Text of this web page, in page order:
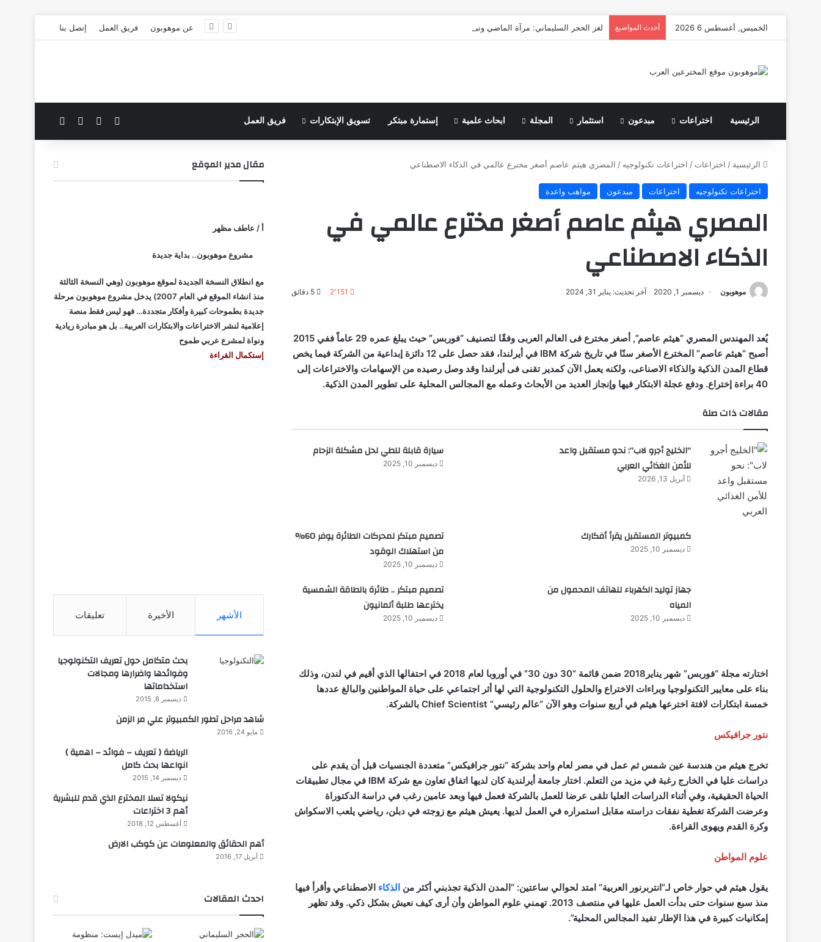
الخميس, أغسطس 6 2026 أحدث المواضيع لغز الحجر السليماني: مرآة الماضي ونبوءة الزوال عن موهوبون فريق العمل إتصل بنا
الرئيسية اختراعات مبدعون استثمار المجلة ابحاث علمية إستمارة مبتكر تسويق الإبتكارات فريق العمل فيسبوك الوضع المظلم
الرئيسية / اختراعات / اختراعات تكنولوجيه / المصري هيثم عاصم أصغر مخترع عالمي في الذكاء الاصطناعي
اختراعات تكنولوجيه اختراعات مبدعون مواهب واعدة
المصري هيثم عاصم أصغر مخترع عالمي في
الذكاء الاصطناعي
موهوبون ديسمبر 1, 2020 آخر تحديث: يناير 31, 2024 2٬151
يُعد المهندس المصري “هيثم عاصم”, أصغر مخترع فى العالم العربى وفقًا لتصنيف “فوربس” حيث يبلغ عمره 29 عاماً ففي 2015
أصبح “هيثم عاصم” المخترع الأصغر سنًا في تاريخ شركة IBM
في أيرلندا، فقد حصل على 12 دائزة إبداعية من الشركة فيما يخص
قطاع المدن الذكية والذكاء الاصناعى، ولكنه يعمل الآن كمدير تقنى فى أيرلندا وقد وصل رصيده من الإسهامات والاختراعات إلى
40 براءة إختراع. ودفع عجلة الابتكار فيها وإنجاز العديد من الأبحاث وعمله مع المجالس المحلية على تطوير المدن الذكية.
مقالات ذات صلة
“الخليج أجرو لاب”: نحو مستقبل واعد
للأمن الغذائي العربي
أبريل 13, 2026
سيارة قابلة للطي لحل مشكلة الزحام
ديسمبر 10, 2025
كمبيوتر المستقبل يقرأ أفكارك
ديسمبر 10, 2025
تصميم مبتكر لمحركات الطائرة يوفر 60%
من استهلاك الوقود
ديسمبر 10, 2025
جهاز توليد الكهرباء للهاتف المحمول من
المياه
ديسمبر 10, 2025
تصميم مبتكر .. طائرة بالطاقة الشمسية
يخترعها طلبة ألمانيون
ديسمبر 10, 2025
اختارته مجلة “فوربس” شهر يناير2018 ضمن قائمة “30 دون 30” في أوروبا لعام 2018 في احتفالها الذي أقيم في لندن، وذلك
بناء على معايير التكنولوجيا وبراءات الاختراع والحلول التكنولوجية التي لها أثر اجتماعي على حياة المواطنين والبالغ عددها
خمسة ابتكارات لافتة اخترعها هيثم في أربع سنوات وهو الآن “عالم رئيسي” Chief Scientist بالشركة.
نتور جرافيكس
تخرج هيثم من هندسة عين شمس ثم عمل في مصر لعام واحد بشركة “نتور جرافيكس” متعددة الجنسيات قبل أن يقدم على
دراسات عليا في الخارج رغبة في مزيد من التعلم. اختار جامعة أيرلندية كان لديها اتفاق تعاون مع شركة IBM في مجال تطبيقات
الحياة الحقيقية، وفي أثناء الدراسات العليا تلقى عرضا للعمل بالشركة فعمل فيها وبعد عامين رغب في دراسة الدكتوراة
وعرضت الشركة تغطية نفقات دراسته مقابل استمراره في العمل لديها. يعيش هيثم مع زوجته في دبلن، رياضي يلعب الاسكواش
وكرة القدم ويهوى القراءة.
علوم المواطن
يقول هيثم في حوار خاص لـ”انتربرنور العربية” امتد لحوالي ساعتين: “المدن الذكية تجذبني أكثر من الذكاء الاصطناعي وأقرأ فيها
منذ سبع سنوات حتى بدأت العمل عليها في منتصف 2013. تهمني علوم المواطن وأن أرى كيف نعيش بشكل ذكي. وقد تظهر
إمكانيات كبيرة في هذا الإطار تفيد المجالس المحلية”.
مقال مدير الموقع
أ / عاطف مظهر
مشروع موهوبون.. بداية جديدة
مع انطلاق النسخة الجديدة لموقع موهوبون (وهي النسخة الثالثة
منذ انشاء الموقع في العام 2007) يدخل مشروع موهوبون مرحلة
جديدة بطموحات كبيرة وأفكار متجددة… فهو ليس فقط منصة
إعلامية لنشر الاختراعات والابتكارات العربية.. بل هو مبادرة ريادية
ونواة لمشرع عربي طموح
إستكمال القراءة
الأشهر الأخيرة تعليقات
بحث متكامل حول تعريف التكنولوجيا
وفوائدها واضرارها ومجالات
استخداماتها
ديسمبر 8, 2015
شاهد مراحل تطور الكمبيوتر علي مر الزمن
مايو 24, 2016
الرياضة ( تعريف – فوائد – اهمية )
انواعها بحث كامل
ديسمبر 14, 2015
نيكولا تسلا المخترع الذي قدم للبشرية
أهم 3 اختراعات
أغسطس 12, 2018
أهم الحقائق والمعلومات عن كوكب الارض
أبريل 17, 2016
احدث المقالات